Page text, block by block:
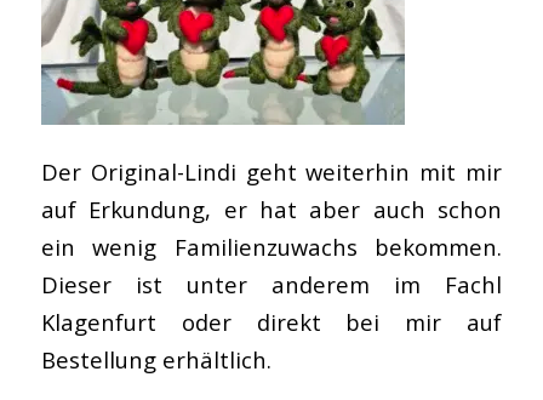
Der Original-Lindi geht weiterhin mit mir
auf Erkundung, er hat aber auch schon
ein wenig Familienzuwachs bekommen.
Dieser ist unter anderem im Fachl
Klagenfurt oder direkt bei mir auf
Bestellung erhältlich.